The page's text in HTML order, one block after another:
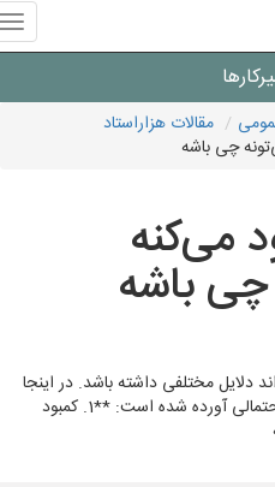
لوازم
مقالات هزاراستاد
چی باشه
می‌کنه
باشه
مختلفی داشته باشد. در اینجا
برخی از رایج‌ترین علل و راه‌حل‌های احتمالی آورده شده است: **1. کمبود